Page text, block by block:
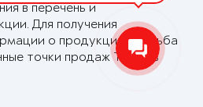
в перечень и
Для получения
о продукции просьба
точки продаж Torex в